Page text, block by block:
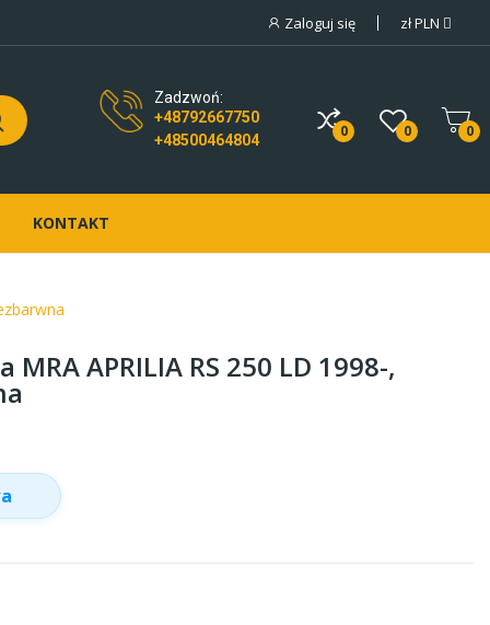
Zaloguj się złPLN
Zadzwoń:
+48792667750
+48500464804
0 0 0
KONTAKT
APRILIA RS 250 LD 1998-,